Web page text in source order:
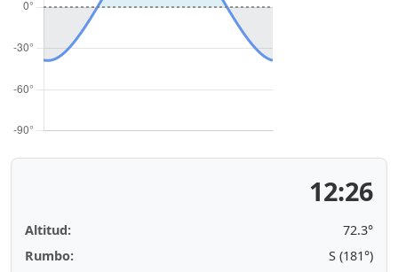
12:26
Altitud:
72.3°
Rumbo:
S (181°)